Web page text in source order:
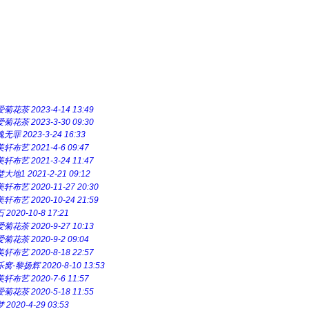
菊花茶 2023-4-14 13:49
菊花茶 2023-3-30 09:30
无罪 2023-3-24 16:33
轩布艺 2021-4-6 09:47
轩布艺 2021-3-24 11:47
大地1 2021-2-21 09:12
轩布艺 2020-11-27 20:30
轩布艺 2020-10-24 21:59
2020-10-8 17:21
菊花茶 2020-9-27 10:13
菊花茶 2020-9-2 09:04
轩布艺 2020-8-18 22:57
窝-黎扬辉 2020-8-10 13:53
轩布艺 2020-7-6 11:57
菊花茶 2020-5-18 11:55
2020-4-29 03:53